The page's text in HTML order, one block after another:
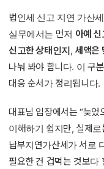
법인세 신고 지연 가산
실무에서는 먼저 아예
신고한 상태인지, 세액은
나눠 봐야 합니다. 이 구
대응 순서가 정리됩니다.
대표님 입장에서는 “늦
이해하기 쉽지만, 실제
납부지연가산세가 서로
필요한 건 겁먹는 것보다